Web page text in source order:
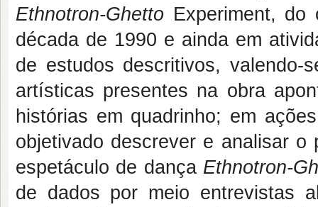
Ethnotron-Ghetto Experiment,
década de 1990 e ainda em
de estudos descritivos,
artísticas presentes na obra
histórias em quadrinho; em
objetivado descrever e analisar
espetáculo de dança Ethnotron-
de dados por meio entrevistas